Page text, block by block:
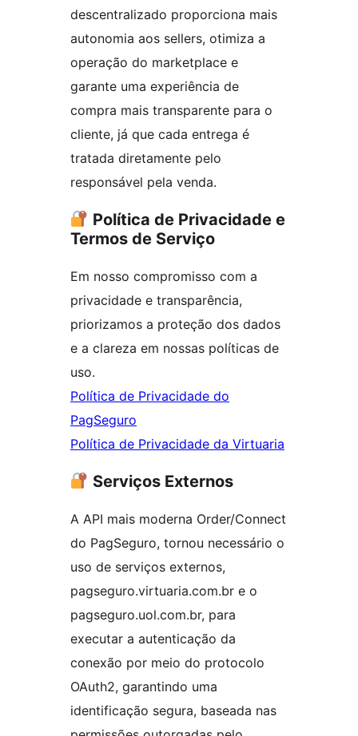
descentralizado proporciona mais
autonomia aos sellers, otimiza a
operação do marketplace e
garante uma experiência de
compra mais transparente para o
cliente, já que cada entrega é
tratada diretamente pelo
responsável pela venda.
Política de Privacidade e
Termos de Serviço
Em nosso compromisso com a
privacidade e transparência,
priorizamos a proteção dos dados
e a clareza em nossas políticas de
uso.
Política de Privacidade do
PagSeguro
Política de Privacidade da Virtuaria
Serviços Externos
A API mais moderna Order/Connect
do PagSeguro, tornou necessário o
uso de serviços externos,
pagseguro.virtuaria.com.br e o
pagseguro.uol.com.br, para
executar a autenticação da
conexão por meio do protocolo
OAuth2, garantindo uma
identificação segura, baseada nas